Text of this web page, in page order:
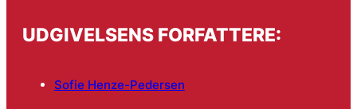
UDGIVELSENS FORFATTERE:
Sofie Henze-Pedersen